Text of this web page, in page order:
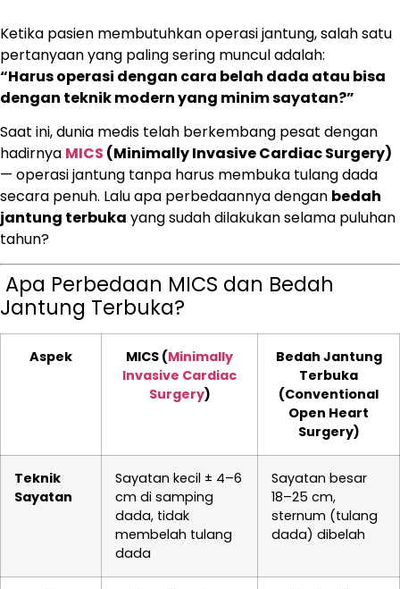
Ketika pasien membutuhkan operasi jantung, salah satu
pertanyaan yang paling sering muncul adalah:
“Harus operasi dengan cara belah dada atau bisa
dengan teknik modern yang minim sayatan?”
Saat ini, dunia medis telah berkembang pesat dengan
hadirnya MICS (Minimally Invasive Cardiac Surgery)
— operasi jantung tanpa harus membuka tulang dada
secara penuh. Lalu apa perbedaannya dengan bedah
jantung terbuka yang sudah dilakukan selama puluhan
tahun?
Apa Perbedaan MICS dan Bedah
Jantung Terbuka?
Aspek MICS (Minimally
Invasive Cardiac
Surgery)
Bedah Jantung
Terbuka
(Conventional
Open Heart
Surgery)
Teknik
Sayatan
Sayatan kecil ± 4–6
cm di samping
dada, tidak
membelah tulang
dada
Sayatan besar
18–25 cm,
sternum (tulang
dada) dibelah